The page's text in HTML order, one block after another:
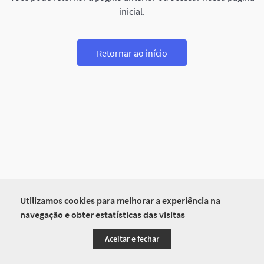
Utilizamos cookies para melhorar a experiência na
navegação e obter estatísticas das visitas
Aceitar e fechar
inicial.
Retornar ao início